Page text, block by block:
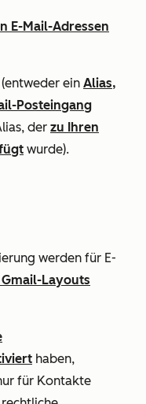
E-Mail-Adressen
ein Alias,
Posteingang
der zu Ihren
wurde).
werden für E-
Layouts
haben,
für Kontakte